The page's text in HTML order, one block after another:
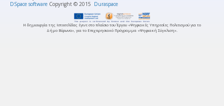
DSpace software Copyright © 2015 Duraspace
Η δημιουργία της Ιστοσελίδας έγινε στο πλαίσιο του Έργου «Ψηφιακές Υπηρεσίες Πολιτισμού για το
Δήμο Βύρωνα», για το Επιχειρησιακό Πρόγραμμα «Ψηφιακή Σύγκλιση».